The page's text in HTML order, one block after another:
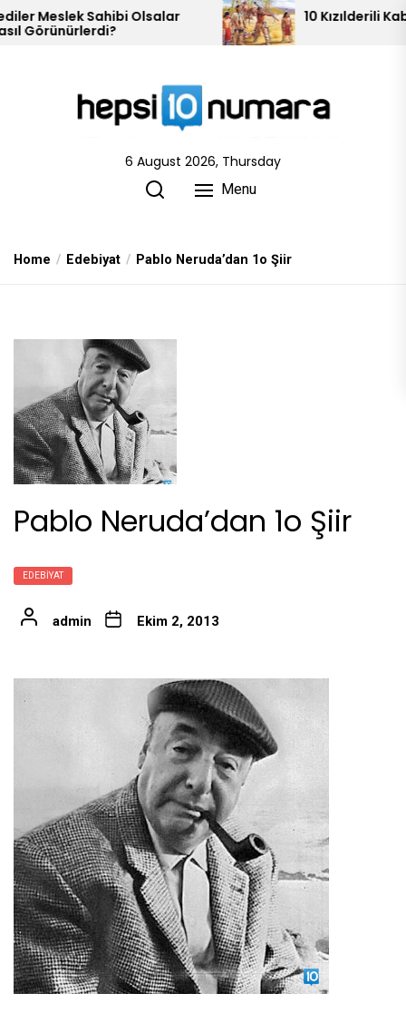
Skip
to
10 Kızılderili Kabilesi
6 August 2026, Thursday
Menu
Home Edebiyat Pablo Neruda’dan 1o Şiir
Pablo Neruda’dan 1o Şiir
EDEBIYAT
admin Ekim 2, 2013